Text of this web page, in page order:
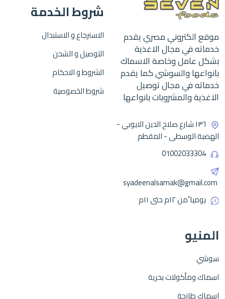
موقع الكتروني مصري يقدم
خدماته في مجال الاغذية
بشكل عامل وخاصة الاسماك
بانواعها والسوشي كما يقدم
خدماته في مجال توصيل
الاغذية والمشروبات بانواعها
١٣٦ شارع صلاح الدين الايوبي -
الهضبة الوسطى - المقطم
01002033304
syadeenalsamak@gmail.com
يوميا ًمن ١٢م حتى ١١م
شروط الخدمة
الاسترجاع و الاستبدال
التوصيل و الشحن
الشروط و الاحكام
شروط الخصوصية
المنيو
سوشي
اسماك ومأكولات بحرية
اسماك طازجة